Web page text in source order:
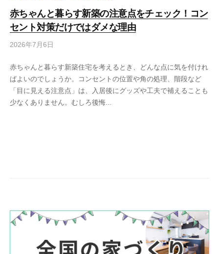
赤ちゃんと暮らす新築の注意点をチェック！コン
セント対策だけではダメな理由
2026年7月6日
赤ちゃんと暮らす新築住宅を考えるとき、どんな点に気を付けれ
ばよいのでしょうか。コンセントの位置や角の処理、階段など
「目に見える注意点」は、入居後にグッズや工夫で補えることも
少なくありません。むしろ後悔...